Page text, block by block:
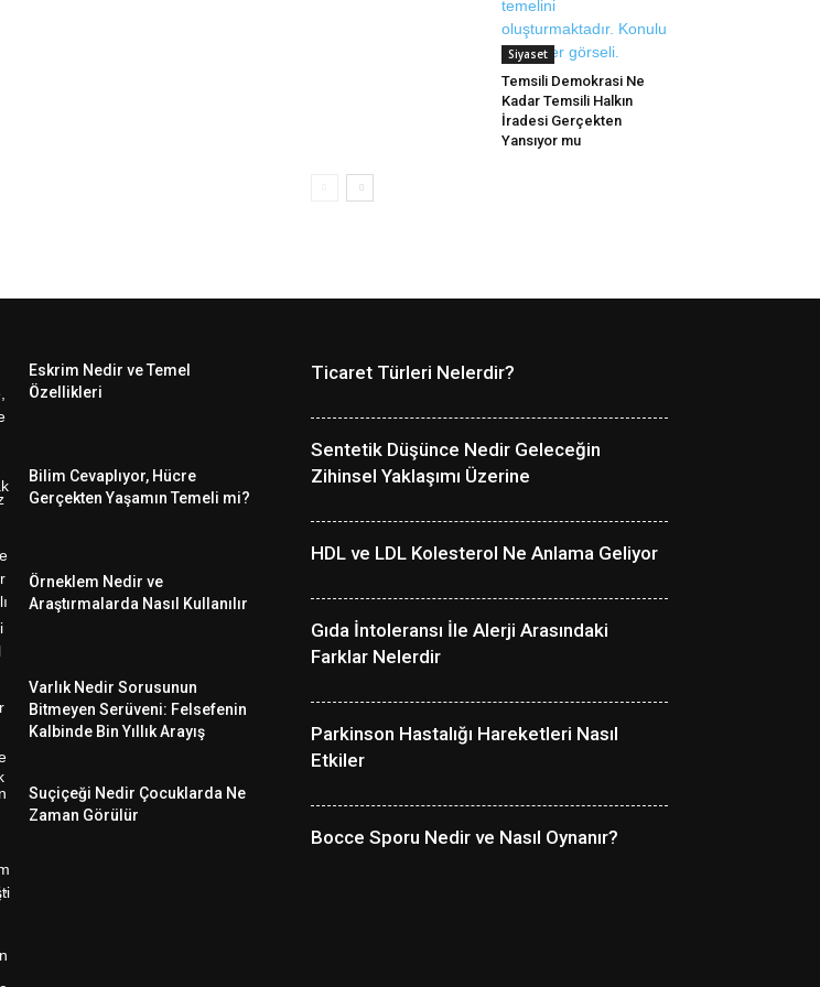
Siyaset
Temsili Demokrasi Ne
Kadar Temsili Halkın
İradesi Gerçekten
Yansıyor mu
Eskrim Nedir ve Temel
Özellikleri
Bilim Cevaplıyor, Hücre
Gerçekten Yaşamın Temeli mi?
Örneklem Nedir ve
Araştırmalarda Nasıl Kullanılır
Varlık Nedir Sorusunun
Bitmeyen Serüveni: Felsefenin
Kalbinde Bin Yıllık Arayış
Suçiçeği Nedir Çocuklarda Ne
Zaman Görülür
Ticaret Türleri Nelerdir?
Sentetik Düşünce Nedir Geleceğin
Zihinsel Yaklaşımı Üzerine
HDL ve LDL Kolesterol Ne Anlama Geliyor
Gıda İntoleransı İle Alerji Arasındaki
Farklar Nelerdir
Parkinson Hastalığı Hareketleri Nasıl
Etkiler
Bocce Sporu Nedir ve Nasıl Oynanır?